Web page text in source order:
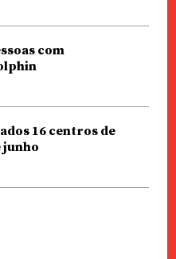
com
16 centros de
junho